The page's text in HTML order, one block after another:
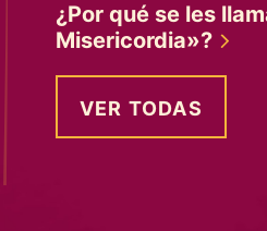
¿Por qué se les
Misericordia»?
VER TODAS